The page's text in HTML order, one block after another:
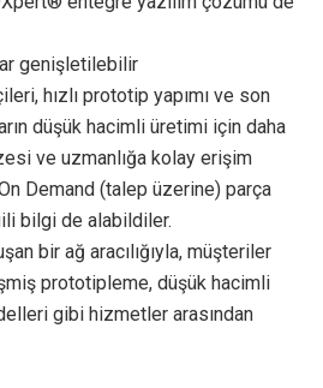
genişletilebilir
hızlı prototip yapımı ve son
düşük hacimli üretimi için daha
ve uzmanlığa kolay erişim
Demand (talep üzerine) parça
bilgi de alabildiler.
bir ağ aracılığıyla, müşteriler
prototipleme, düşük hacimli
gibi hizmetler arasından